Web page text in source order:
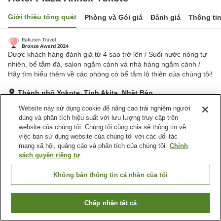
Giới thiệu tổng quát Phòng và Gói giá Đánh giá Thông
Được khách hàng đánh giá từ 4 sao trở lên / Suối nước nóng tự
nhiên, bể tắm đá, salon ngắm cảnh và nhà hàng ngắm cảnh /
Hãy tìm hiểu thêm về các phòng có bể tắm lộ thiên của chúng tôi!
Thành phố Yokote, Tỉnh Akita, Nhật Bản
Tuyệt vời Đánh giá:358 lượt
Tiện nghi chỗ nghỉ
Phòng xông đá nóng
Xông hơi
Tìm phòng trống
Website này sử dụng cookie để nâng cao trải nghiệm người
dùng và phân tích hiệu suất với lưu lượng truy cập trên
website của chúng tôi. Chúng tôi cũng chia sẻ thông tin về
việc bạn sử dụng website của chúng tôi với các đối tác
mạng xã hội, quảng cáo và phân tích của chúng tôi. Chính
sách quyền riêng tư
Không bán thông tin cá nhân của tôi
Chấp nhận tất cả